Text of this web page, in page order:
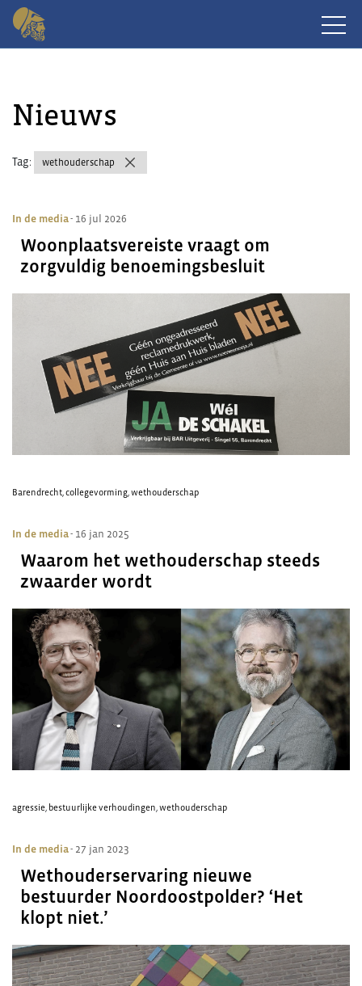
Nieuws
Tag: wethouderschap
In de media- 16 jul 2026
Woonplaatsvereiste vraagt om
zorgvuldig benoemingsbesluit
Barendrecht,collegevorming,wethouderschap
In de media- 16 jan 2025
Waarom het wethouderschap steeds
zwaarder wordt
agressie, bestuurlijke verhoudingen,wethouderschap
In de media- 27 jan 2023
Wethouderservaring nieuwe
bestuurder Noordoostpolder? ‘Het
klopt niet.’